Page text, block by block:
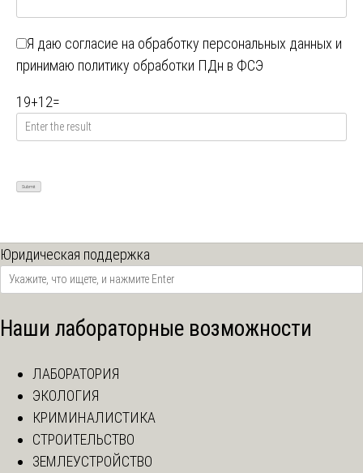
Я даю согласие на обработку персональных данных и
принимаю политику обработки ПДн в ФСЭ
19+12=
Юридическая поддержка
Наши лабораторные возможности
ЛАБОРАТОРИЯ
ЭКОЛОГИЯ
КРИМИНАЛИСТИКА
СТРОИТЕЛЬСТВО
ЗЕМЛЕУСТРОЙСТВО